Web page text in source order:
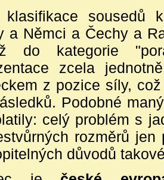
klasifikace sousedů
a Němci a Čechy a
do kategorie
zcela
z pozice síly,
Podobné
celý problém s
rozměrů
důvodů